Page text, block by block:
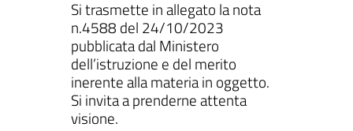
Si trasmette in allegato la nota
n.4588 del 24/10/2023
pubblicata dal Ministero
dell’istruzione e del merito
inerente alla materia in oggetto.
Si invita a prenderne attenta
visione.